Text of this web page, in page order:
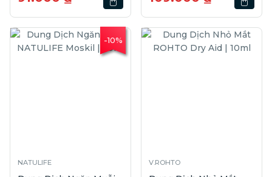
-10%
NATULIFE V.ROHTO